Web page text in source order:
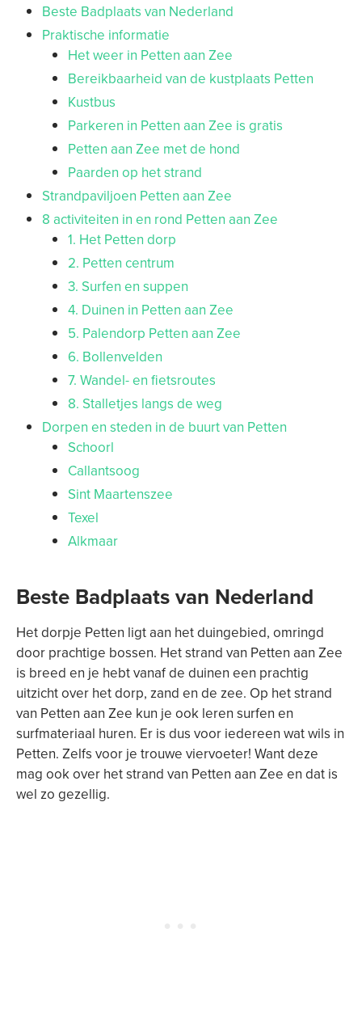
Beste Badplaats van Nederland
Praktische informatie
Het weer in Petten aan Zee
Bereikbaarheid van de kustplaats Petten
Kustbus
Parkeren in Petten aan Zee is gratis
Petten aan Zee met de hond
Paarden op het strand
Strandpaviljoen Petten aan Zee
8 activiteiten in en rond Petten aan Zee
1. Het Petten dorp
2. Petten centrum
3. Surfen en suppen
4. Duinen in Petten aan Zee
5. Palendorp Petten aan Zee
6. Bollenvelden
7. Wandel- en fietsroutes
8. Stalletjes langs de weg
Dorpen en steden in de buurt van Petten
Schoorl
Callantsoog
Sint Maartenszee
Texel
Alkmaar
Beste Badplaats van Nederland
Het dorpje Petten ligt aan het duingebied, omringd
door prachtige bossen. Het strand van Petten aan Zee
is breed en je hebt vanaf de duinen een prachtig
uitzicht over het dorp, zand en de zee. Op het strand
van Petten aan Zee kun je ook leren surfen en
surfmateriaal huren. Er is dus voor iedereen wat wils in
Petten. Zelfs voor je trouwe viervoeter! Want deze
mag ook over het strand van Petten aan Zee en dat is
wel zo gezellig.